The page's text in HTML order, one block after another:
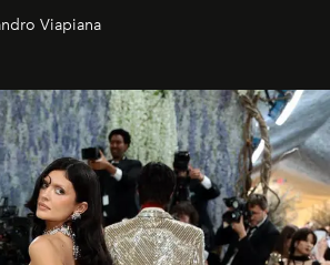
a raccogliere l’eredità di Daniel
ancora il più assoluto riserbo.
Viapiana